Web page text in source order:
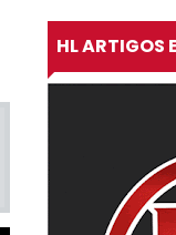
HL ARTIGOS